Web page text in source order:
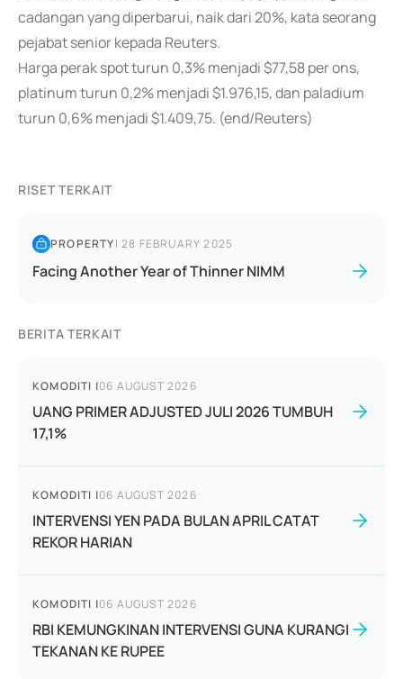
cadangan yang diperbarui, naik dari 20%, kata seorang
pejabat senior kepada Reuters.
Harga perak spot turun 0,3% menjadi $77,58 per ons,
platinum turun 0,2% menjadi $1.976,15, dan paladium
turun 0,6% menjadi $1.409,75. (end/Reuters)
RISET TERKAIT
PROPERTY|28 FEBRUARY 2025
Facing Another Year of Thinner NIMM
BERITA TERKAIT
KOMODITI |06 AUGUST 2026
UANG PRIMER ADJUSTED JULI 2026 TUMBUH
17,1%
KOMODITI |06 AUGUST 2026
INTERVENSI YEN PADA BULAN APRIL CATAT
REKOR HARIAN
KOMODITI |06 AUGUST 2026
RBI KEMUNGKINAN INTERVENSI GUNA KURANGI
TEKANAN KE RUPEE